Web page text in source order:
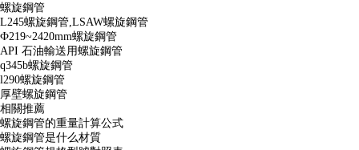
螺旋鋼管
L245螺旋鋼管,LSAW螺旋鋼管
Ф219~2420mm螺旋鋼管
API 石油輸送用螺旋鋼管
q345b螺旋鋼管
l290螺旋鋼管
厚壁螺旋鋼管
相關推薦
螺旋鋼管的重量計算公式
螺旋鋼管是什么材質